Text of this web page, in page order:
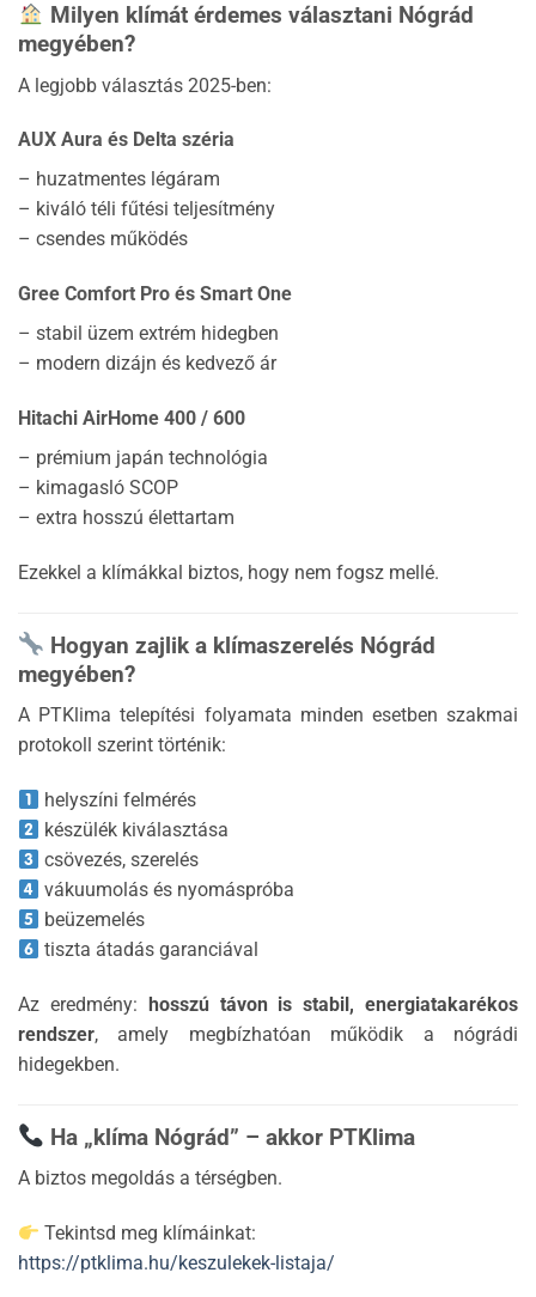
Milyen klímát érdemes választani Nógrád
megyében?
A legjobb választás 2025-ben:
AUX Aura és Delta széria
– huzatmentes légáram
– kiváló téli fűtési teljesítmény
– csendes működés
Gree Comfort Pro és Smart One
– stabil üzem extrém hidegben
– modern dizájn és kedvező ár
Hitachi AirHome 400 / 600
– prémium japán technológia
– kimagasló SCOP
– extra hosszú élettartam
Ezekkel a klímákkal biztos, hogy nem fogsz mellé.
Hogyan zajlik a klímaszerelés Nógrád
megyében?
A PTKlima telepítési folyamata minden esetben szakmai
protokoll szerint történik:
helyszíni felmérés
készülék kiválasztása
csövezés, szerelés
vákuumolás és nyomáspróba
beüzemelés
tiszta átadás garanciával
Az eredmény: hosszú távon is stabil, energiatakarékos
rendszer, amely megbízhatóan működik a nógrádi
hidegekben.
Ha „klíma Nógrád” – akkor PTKlima
A biztos megoldás a térségben.
Tekintsd meg klímáinkat:
https://ptklima.hu/keszulekek-listaja/